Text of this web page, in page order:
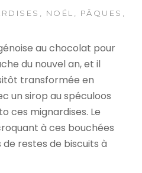
NOËL PÂQUES
au chocolat pour
du nouvel an, et il
transformée en
un sirop au spéculoos
ces mignardises. Le
à ces bouchées
restes de biscuits à